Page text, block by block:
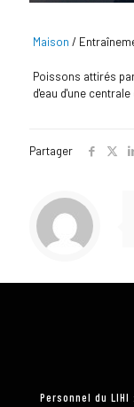
Maison /
Poissons attirés
d'eau d'une
Partager
Personnel du LIHI :